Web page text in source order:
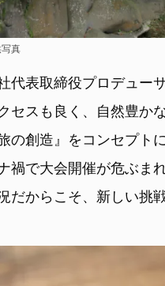
真
代表取締役プロデュー
セスも良く、自然豊か
の創造』をコンセプト
禍で大会開催が危ぶま
だからこそ、新しい挑